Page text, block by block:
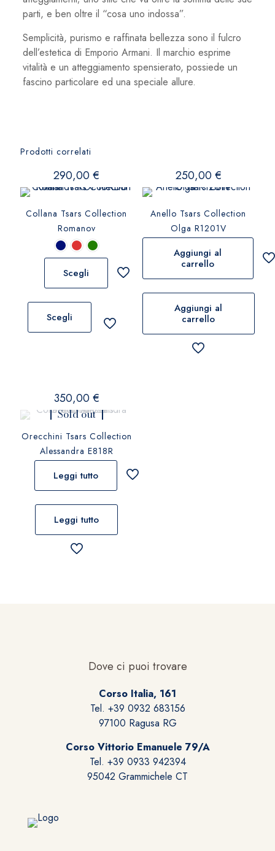
parti, e ben oltre il “cosa uno indossa”.
Semplicità, purismo e raffinata bellezza sono il fulcro
dell’estetica di Emporio Armani. Il marchio esprime
vitalità e un atteggiamento spensierato, possiede un
fascino particolare ed una speciale allure.
Prodotti correlati
290,00€
Collana Tsars Collection
Romanov
Scegli
Scegli
possono
essere
scelte
nella
pagina
del
prodotto
250,00€
Anello Tsars Collection
Olga R1201V
Aggiungi al
carrello
Aggiungi al
carrello
350,00€
Sold out
Orecchini Tsars Collection
Alessandra E818R
Leggi tutto
Leggi tutto
Dove ci puoi trovare
Corso Italia, 161
Tel. +39 0932 683156
97100 Ragusa RG
Corso Vittorio Emanuele 79/A
Tel. +39 0933 942394
95042 Grammichele CT